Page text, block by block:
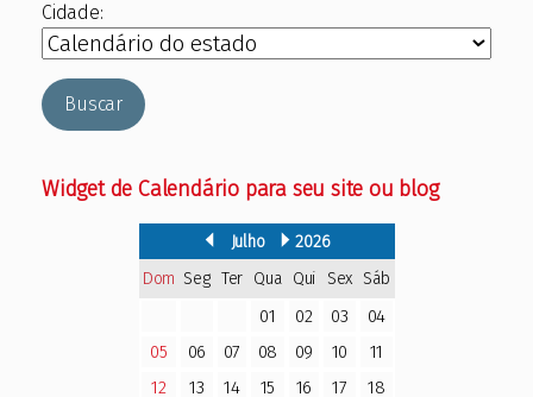
Cidade:
Buscar
Widget de Calendário para seu site ou blog